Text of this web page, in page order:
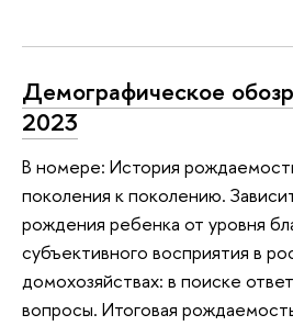
Демографическое
2023
В номере: История
поколения к поколению.
рождения ребенка от уровня
субъективного восприятия в
домохозяйствах: в поиске
вопросы. Итоговая